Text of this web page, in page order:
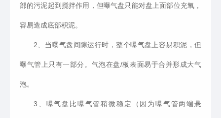
部的污泥起到搅拌作用，但曝气盘只能对盘上面部位充氧，
容易造成底部积泥。
2 、当曝气盘间隙运行时，整个曝气盘上容易积泥，但
曝气管上只有一部分。气泡在盘/板表面易于合并形成大气
泡。
3 、曝气盘比曝气管稍微稳定（因为曝气管两端悬